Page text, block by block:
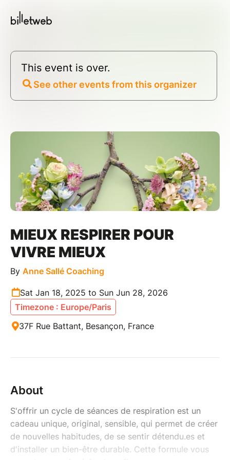
This event is over.
See other events from this organizer
MIEUX RESPIRER POUR
VIVRE MIEUX
By Anne Sallé Coaching
Sat Jan 18, 2025 to Sun Jun 28, 2026
Timezone : Europe/Paris
37F Rue Battant, Besançon, France
About
S'offrir un cycle de séances de respiration est un
cadeau unique, original, sensible, qui permet de créer
de nouvelles habitudes, de se sentir détendu.es et
d'installer un bien-être durable. Cette formule vous